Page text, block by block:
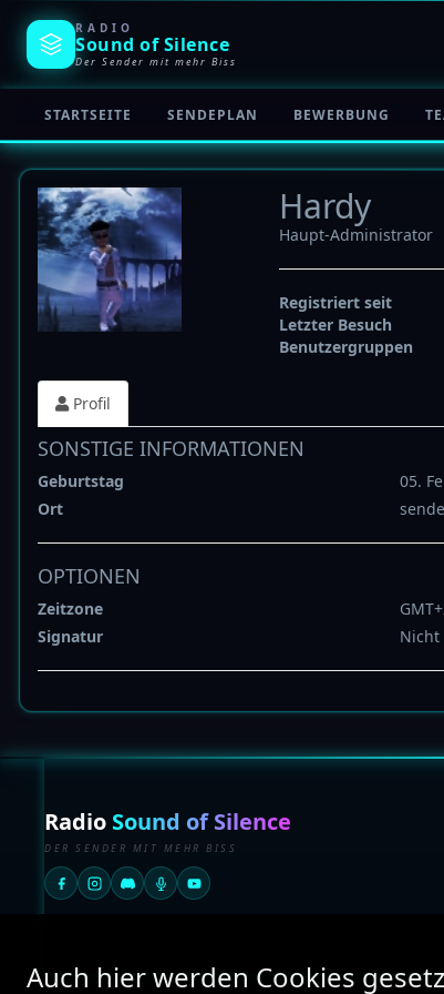
Auch hier werden Cookies
RADIO
Sound ofSilence
Der Sender mit mehr Biss
STARTSEITE SENDEPLAN BEWERBUNG
Hardy
Haupt-Administrator
Registriert seit
Letzter Besuch
Benutzergruppen
Profil
SONSTIGE INFORMATIONEN
Geburtstag
05.
Ort
OPTIONEN
Zeitzone
Signatur
Radio Sound of Silence
DER SENDER MIT MEHR BISS